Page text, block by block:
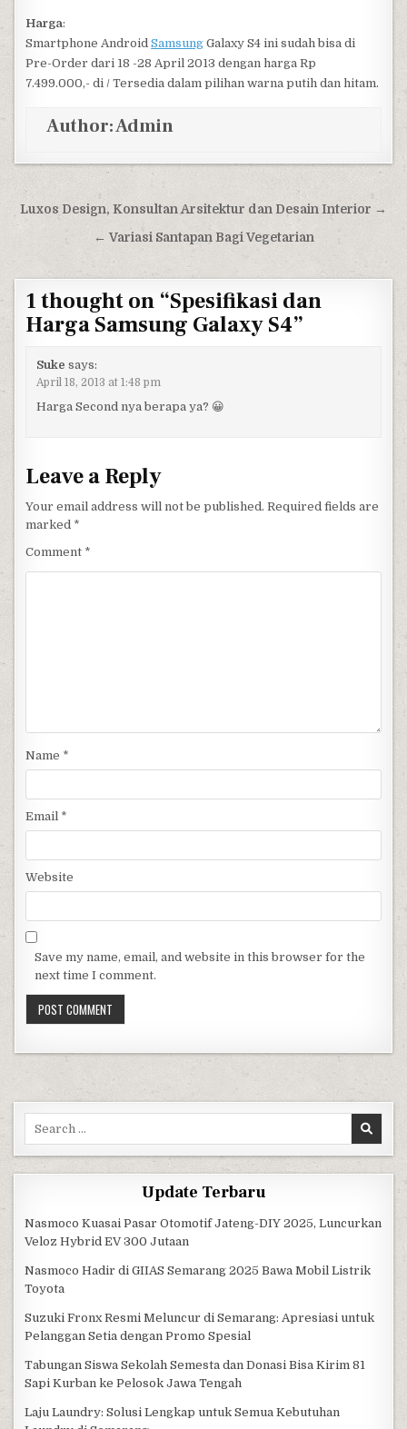
Harga:
Smartphone AndroidSamsung Galaxy S4 ini sudah bisa di
Pre-Order dari 18 -28 April 2013 dengan harga Rp
7.499.000,- di / Tersedia dalam pilihan warna putih dan hitam.
Author:Admin
Post navigation
Luxos Design, Konsultan Arsitektur dan Desain Interior →
← Variasi Santapan Bagi Vegetarian
1 thought on “Spesifikasi dan
Harga Samsung Galaxy S4”
Suke says:
April 18, 2013 at 1:48 pm
Harga Second nya berapa ya? 😀
Leave a Reply
Your email address will not be published. Required fields are
marked *
Comment *
Name *
Email *
Website
Save my name, email, and website in this browser for the
next time I comment.
Update Terbaru
Nasmoco Kuasai Pasar Otomotif Jateng-DIY 2025, Luncurkan
Veloz Hybrid EV 300 Jutaan
Nasmoco Hadir di GIIAS Semarang 2025 Bawa Mobil Listrik
Toyota
Suzuki Fronx Resmi Meluncur di Semarang: Apresiasi untuk
Pelanggan Setia dengan Promo Spesial
Tabungan Siswa Sekolah Semesta dan Donasi Bisa Kirim 81
Sapi Kurban ke Pelosok Jawa Tengah
Laju Laundry: Solusi Lengkap untuk Semua Kebutuhan